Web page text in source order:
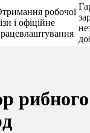
робочої
і офіційне